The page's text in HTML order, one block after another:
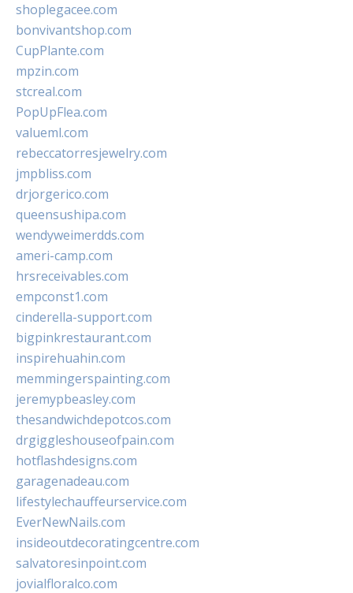
shoplegacee.com
bonvivantshop.com
CupPlante.com
mpzin.com
stcreal.com
PopUpFlea.com
valueml.com
rebeccatorresjewelry.com
jmpbliss.com
drjorgerico.com
queensushipa.com
wendyweimerdds.com
ameri-camp.com
hrsreceivables.com
empconst1.com
cinderella-support.com
bigpinkrestaurant.com
inspirehuahin.com
memmingerspainting.com
jeremypbeasley.com
thesandwichdepotcos.com
drgiggleshouseofpain.com
hotflashdesigns.com
garagenadeau.com
lifestylechauffeurservice.com
EverNewNails.com
insideoutdecoratingcentre.com
salvatoresinpoint.com
jovialfloralco.com